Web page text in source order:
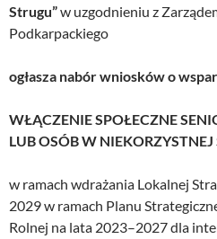
Strugu”w uzgodnieniu z
Podkarpackiego
ogłasza nabór wniosków o
WŁĄCZENIE SPOŁECZNE
LUB OSÓB W
w ramach wdrażania Lokalnej
2029 w ramach Planu
Rolnej na lata 2023–2027 dla